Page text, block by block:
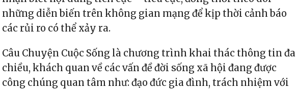
những diễn biến trên không gian mạng để kịp thời cảnh báo
các rủi ro có thể xảy ra.
Câu Chuyện Cuộc Sống là chương trình khai thác thông tin đa
chiều, khách quan về các vấn đề đời sống xã hội đang được
công chúng quan tâm như: đạo đức gia đình, trách nhiệm với